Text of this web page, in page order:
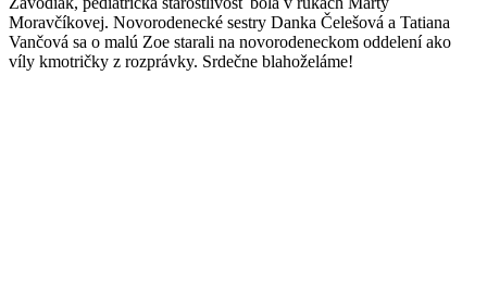
Moravčíkovej. Novorodenecké sestry Danka Čelešová a Tatiana
Vančová sa o malú Zoe starali na novorodeneckom oddelení ako
víly kmotričky z rozprávky. Srdečne blahoželáme!